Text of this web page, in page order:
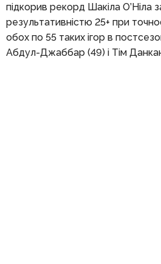
підкорив рекорд Шакіла О’Ніла
результативністю 25+ при
обох по 55 таких ігор в
Абдул-Джаббар (49) і Тім